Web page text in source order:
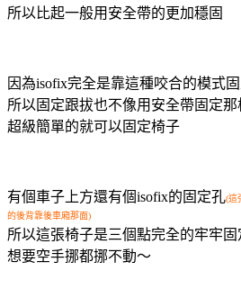
所以比起一般用安全帶的更加穩固
因為isofix完全是靠這種咬合的模式
所以固定跟拔也不像用安全帶固定那
超級簡單的就可以固定椅子
有個車子上方還有個isofix的固定孔(這
的後背靠後車廂那面)
所以這張椅子是三個點完全的牢牢固
想要空手挪都挪不動～